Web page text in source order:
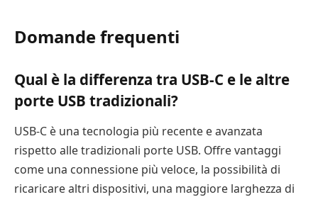
Domande frequenti
Qual è la differenza tra USB-C e le altre
porte USB tradizionali?
USB-C è una tecnologia più recente e avanzata
rispetto alle tradizionali porte USB. Offre vantaggi
come una connessione più veloce, la possibilità di
ricaricare altri dispositivi, una maggiore larghezza di